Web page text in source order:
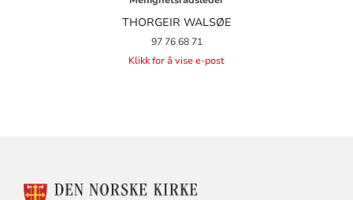
THORGEIR WALSØE
97 76 68 71
Klikk for å vise e-post
KONTAKTINFORMASJON